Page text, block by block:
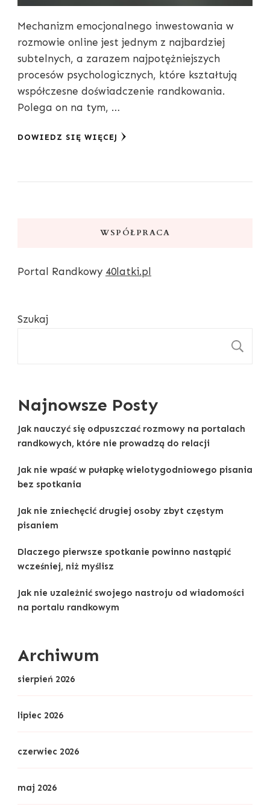
Mechanizm emocjonalnego inwestowania w
rozmowie online jest jednym z najbardziej
subtelnych, a zarazem najpotężniejszych
procesów psychologicznych, które kształtują
współczesne doświadczenie randkowania.
Polega on na tym, …
DOWIEDZ SIĘ WIĘCEJ
WSPÓŁPRACA
Portal Randkowy 40latki.pl
Szukaj
Najnowsze Posty
Jak nauczyć się odpuszczać rozmowy na portalach
randkowych, które nie prowadzą do relacji
Jak nie wpaść w pułapkę wielotygodniowego pisania
bez spotkania
Jak nie zniechęcić drugiej osoby zbyt częstym
pisaniem
Dlaczego pierwsze spotkanie powinno nastąpić
wcześniej, niż myślisz
Jak nie uzależnić swojego nastroju od wiadomości
na portalu randkowym
Archiwum
sierpień 2026
lipiec 2026
czerwiec 2026
maj 2026